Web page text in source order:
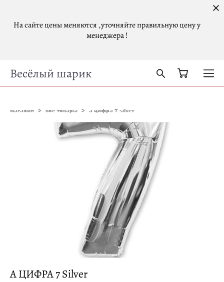
На сайте цены меняются ,уточняйте правильную цену у
менеджера !
Весёлый шарик
магазин > все товары > а цифра 7 silver
А ЦИФРА 7 Silver